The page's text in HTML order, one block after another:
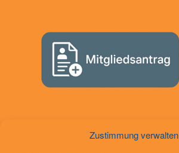
Zustimmung verwalten